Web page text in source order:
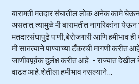
बारामती मतदार संघातील लोक अनेक कामे
असतात,त्यामुळे मी बारामतीत नागरिकांना
मतदारसंघापुढे पाणी,बेरोजगारी आणि हमीभाव
मी सातत्याने पाण्याच्या टँकरची मागणी करीत
जाणीवपूर्वक दुर्लक्ष करीत आहे. - राज्यात देखील
वाढत आहे.शेतीला हमीभाव नसल्याने...